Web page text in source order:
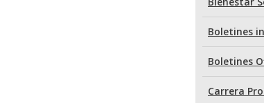
Boletines
Boletines
Carrera